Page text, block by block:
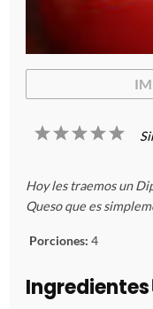
5
s
r
4
s
r
3
s
t
r
2
s
t
r
1
s
t
r
Hoy les traemos un
Queso que es
Porciones: 4
Ingredientes